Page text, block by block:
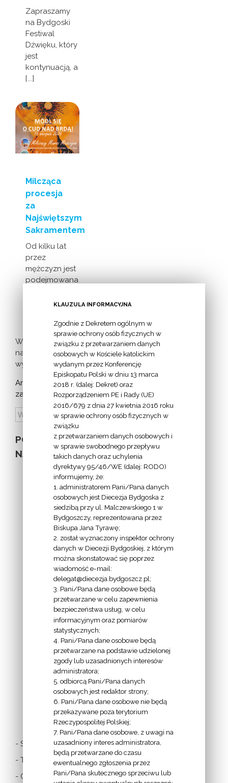
Zapraszamy
na Bydgoski
Festiwal
Dźwięku, który
jest
kontynuacją, a
[...]
Milcząca
procesja
za
Najświętszym
Sakramentem
Od kilku lat
przez
mężczyzn jest
podejmowana
milczącej [...]
Więcej
nadchodzących
wydarzeń >
Archiwum
zapowiedzi:
POZOSTAŁE
NA STRONIE
INFORMACJE
Z
EKAI.PL:
INFORMACJE
EPISKOPATU
POLSKI:
LINKI
- Stolica Apostolska
- Twitter Papieża
- Czytania z dnia
KLAUZULA INFORMACYJNA
Zgodnie z Dekretem ogólnym w
sprawie ochrony osób fizycznych w
związku z przetwarzaniem danych
osobowych w Kościele katolickim
wydanym przez Konferencję
Episkopatu Polski w dniu 13 marca
2018 r. (dalej: Dekret) oraz
Rozporządzeniem PE i Rady (UE)
2016/679 z dnia 27 kwietnia 2016 roku
w sprawie ochrony osób fizycznych w
związku
z przetwarzaniem danych osobowych i
w sprawie swobodnego przepływu
takich danych oraz uchylenia
dyrektywy 95/46/WE (dalej: RODO)
informujemy, że:
1. administratorem Pani/Pana danych
osobowych jest Diecezja Bydgoska z
siedzibą przy ul. Malczewskiego 1 w
Bydgoszczy, reprezentowana przez
Biskupa Jana Tyrawę;
2. został wyznaczony inspektor ochrony
danych w Diecezji Bydgoskiej, z którym
można skonstatować się poprzez
wiadomość e-mail:
delegat@diecezja.bydgoszcz.pl;
3. Pani/Pana dane osobowe będą
przetwarzane w celu zapewnienia
bezpieczeństwa usług, w celu
informacyjnym oraz pomiarów
statystycznych;
4. Pani/Pana dane osobowe będą
przetwarzane na podstawie udzielonej
zgody lub uzasadnionych interesów
administratora;
5. odbiorcą Pani/Pana danych
osobowych jest redaktor strony;
6. Pani/Pana dane osobowe nie będą
przekazywane poza terytorium
Rzeczypospolitej Polskiej;
7. Pani/Pana dane osobowe, z uwagi na
uzasadniony interes administratora,
będą przetwarzane do czasu
ewentualnego zgłoszenia przez
Pani/Pana skutecznego sprzeciwu lub